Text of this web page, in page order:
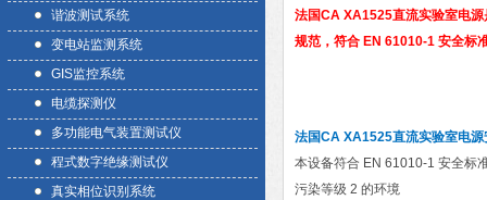
谐波测试系统
变电站监测系统
GIS监控系统
电缆探测仪
多功能电气装置测试仪
程式数字绝缘测试仪
真实相位识别系统
法国CA XA1525直流实验室电源
规范，符合 EN 61010-1 安全标
法国CA XA1525直流实验室电源
本设备符合 EN 61010-1 安全标
污染等级 2 的环境